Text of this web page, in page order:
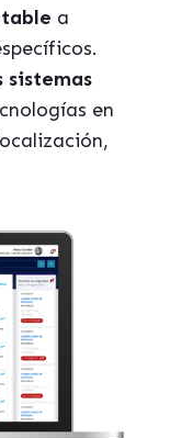
a
sistemas
en